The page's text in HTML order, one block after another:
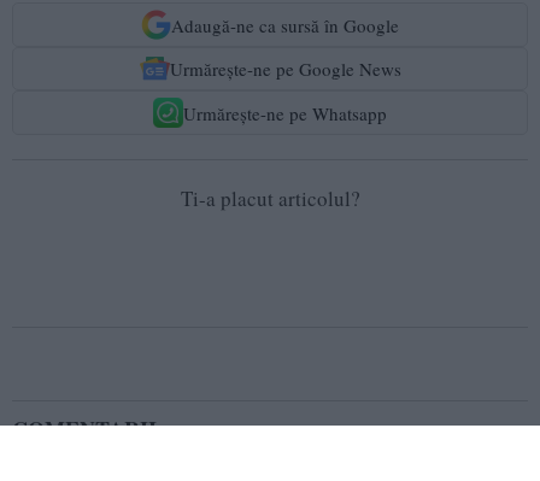
Adaugă-ne ca sursă în Google
Urmărește-ne pe Google News
Urmărește-ne pe Whatsapp
Ti-a placut articolul?
COMENTARII